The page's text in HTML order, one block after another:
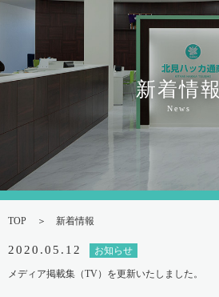
新着情報
News
TOP 新着情報
2020.05.12 お知らせ
メディア掲載集（TV）を更新いたしました。